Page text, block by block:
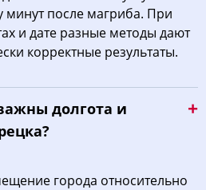
минут после магриба. При
и дате разные методы дают
корректные результаты.
долгота и
города относительно